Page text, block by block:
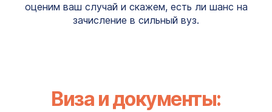
оценим ваш случай и скажем, есть ли шанс на
зачисление в сильный вуз.
Виза и документы: